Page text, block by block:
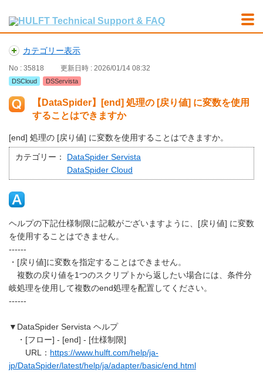
カテゴリー表示
No : 35818 更新日時 : 2026/01/14 08:32
DSCloud DSServista
【DataSpider】[end] 処理の [戻り値] に変数を使用
することはできますか
[end] 処理の [戻り値] に変数を使用することはできますか。
カテゴリー：
DataSpider Servista
DataSpider Cloud
ヘルプの下記仕様制限に記載がございますように、[戻り値] に変数
を使用することはできません。
------
・[戻り値]に変数を指定することはできません。
複数の戻り値を1つのスクリプトから返したい場合には、条件分
岐処理を使用して複数のend処理を配置してください。
------
▼DataSpider Servista ヘルプ
・[フロー] - [end] - [仕様制限]
URL： https://www.hulft.com/help/ja-
jp/DataSpider/latest/help/ja/adapter/basic/end.html